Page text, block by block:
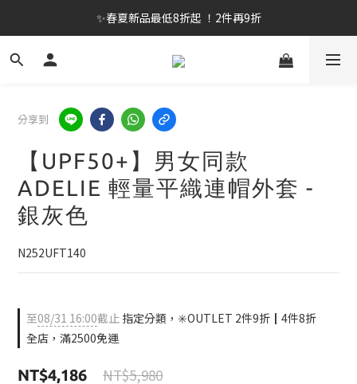
✨春夏新品最低8折起 ！2件再9折
✨春夏新品最低8折起 ！2件再9折
🔥OULET SALE! 降至5折起 滿件再8折
✨春夏新品最低8折起 ！2件再9折
分享到
【UPF50+】男女同款
ADELIE 輕量平織連帽外套 -
銀灰色
N252UFT140
至08/31 16:00截止 指定分類，✳️OUTLET 2件9折┃4件8折
全店，滿2500免運
NT$4,186 NT$5,980